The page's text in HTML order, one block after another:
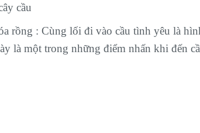
cầu
rồng : Cùng lối đi vào cầu tình yêu là
là một trong những điểm nhấn khi đến